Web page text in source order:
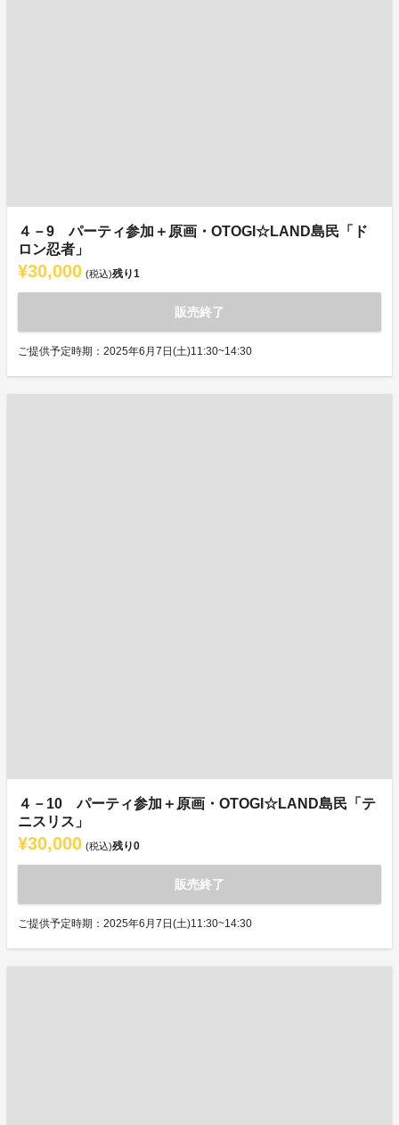
４－9 パーティ参加＋原画・OTOGI☆LAND島民「ド
ロン忍者」
¥30,000 (税込)残り1
販売終了
ご提供予定時期：2025年6月7日(土)11:30~14:30
４－10 パーティ参加＋原画・OTOGI☆LAND島民「テ
ニスリス」
¥30,000 (税込)残り0
販売終了
ご提供予定時期：2025年6月7日(土)11:30~14:30